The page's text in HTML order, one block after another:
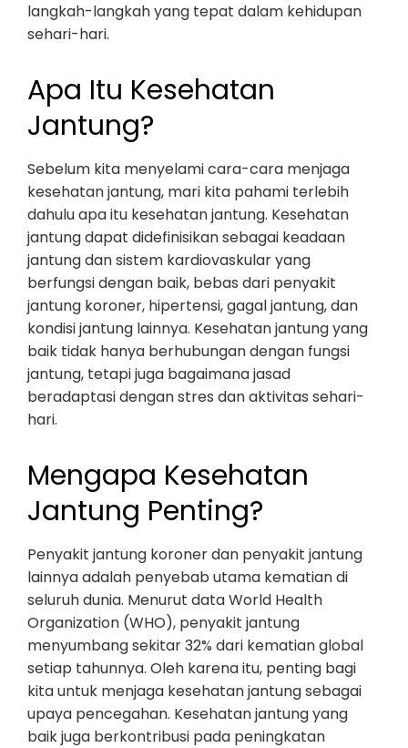
langkah-langkah yang tepat dalam kehidupan
sehari-hari.
Apa Itu Kesehatan
Jantung?
Sebelum kita menyelami cara-cara menjaga
kesehatan jantung, mari kita pahami terlebih
dahulu apa itu kesehatan jantung. Kesehatan
jantung dapat didefinisikan sebagai keadaan
jantung dan sistem kardiovaskular yang
berfungsi dengan baik, bebas dari penyakit
jantung koroner, hipertensi, gagal jantung, dan
kondisi jantung lainnya. Kesehatan jantung yang
baik tidak hanya berhubungan dengan fungsi
jantung, tetapi juga bagaimana jasad
beradaptasi dengan stres dan aktivitas sehari-
hari.
Mengapa Kesehatan
Jantung Penting?
Penyakit jantung koroner dan penyakit jantung
lainnya adalah penyebab utama kematian di
seluruh dunia. Menurut data World Health
Organization (WHO), penyakit jantung
menyumbang sekitar 32% dari kematian global
setiap tahunnya. Oleh karena itu, penting bagi
kita untuk menjaga kesehatan jantung sebagai
upaya pencegahan. Kesehatan jantung yang
baik juga berkontribusi pada peningkatan